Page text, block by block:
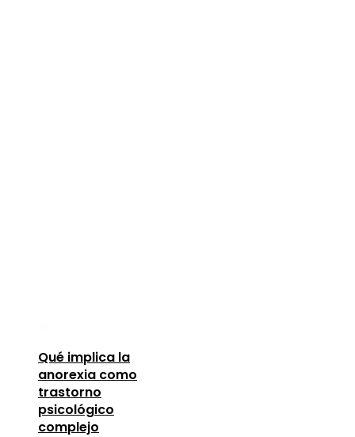
Qué implica la
anorexia como
trastorno
psicológico
complejo